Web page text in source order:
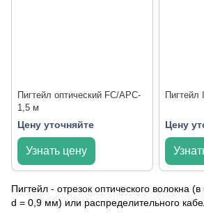
Пигтейл оптический FC/APC-
1,5 м
Цену уточняйте
Узнать цену
Пигтейл
Цену
Пигтейл - отрезок оптического волокна
d = 0,9 мм) или распределительного